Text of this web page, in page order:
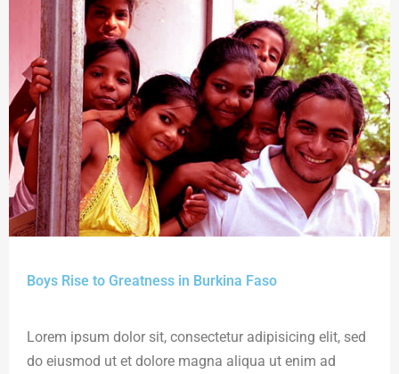
Boys Rise to Greatness in Burkina Faso
Lorem ipsum dolor sit, consectetur adipisicing elit, sed
do eiusmod ut et dolore magna aliqua ut enim ad